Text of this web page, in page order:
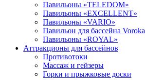
Павильоны «TELEDOM»
Павильоны «EXCELLENT»
Павильоны «VARIO»
Павильон для бассейна Voroka
Павильоны «ROYAL»
Аттракционы для бассейнов
Противотоки
Массаж и гейзеры
Горки и прыжковые доски